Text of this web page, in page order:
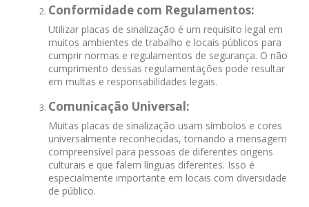
Conformidade com Regulamentos:
Utilizar placas de sinalização é um requisito legal em
muitos ambientes de trabalho e locais públicos para
cumprir normas e regulamentos de segurança. O não
cumprimento dessas regulamentações pode resultar
em multas e responsabilidades legais.
Comunicação Universal:
Muitas placas de sinalização usam símbolos e cores
universalmente reconhecidas, tornando a mensagem
compreensível para pessoas de diferentes origens
culturais e que falem línguas diferentes. Isso é
especialmente importante em locais com diversidade
de público.